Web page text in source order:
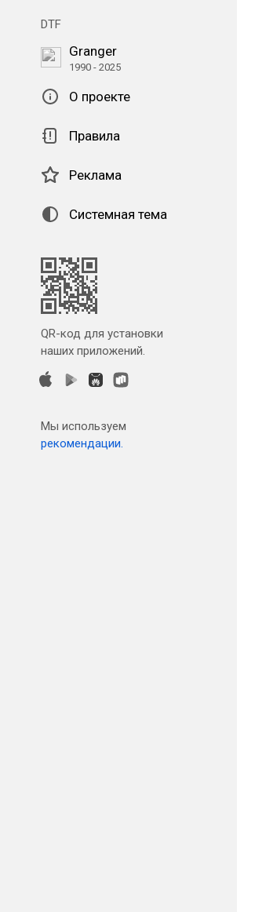
DTF
Granger
1990 - 2025
О проекте
Правила
Реклама
Системная тема
QR-код для установки
наших приложений.
Мы используем
рекомендации.